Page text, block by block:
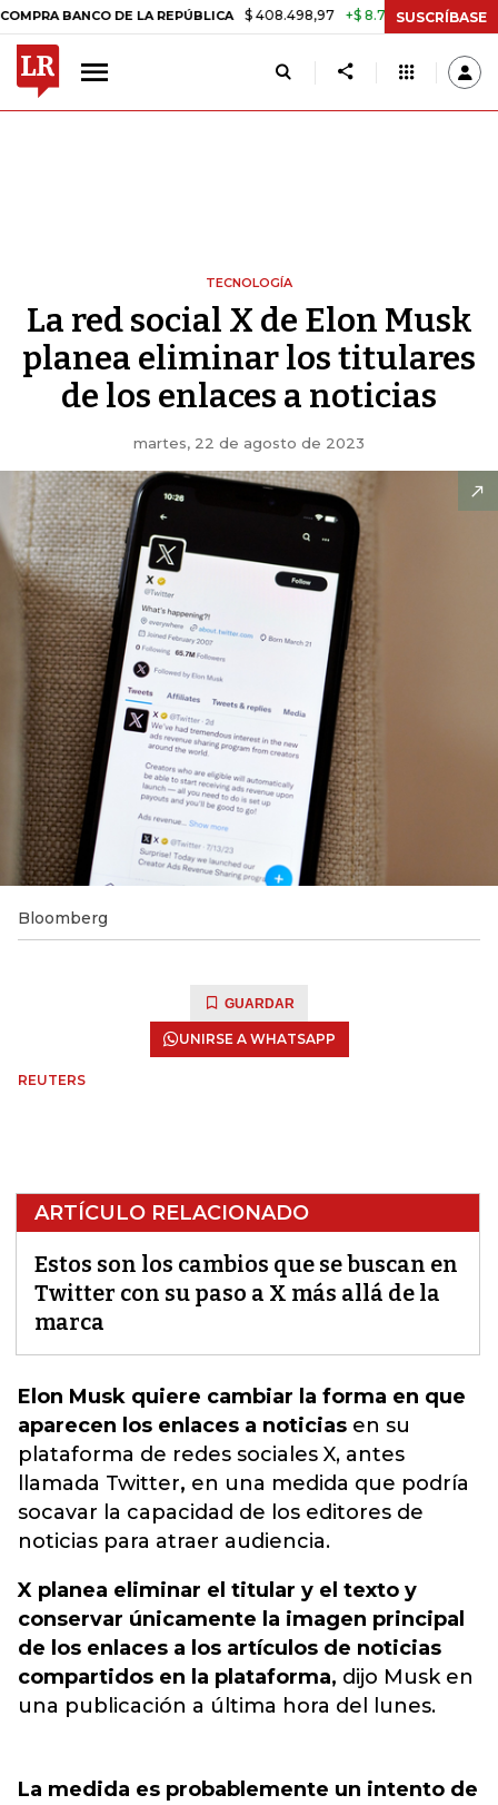
DE LA REPÚBLICA $ 408.498,97 +$ 8.753,81 +2,19% TASA
SUSCRÍBASE
TECNOLOGÍA
La red social X de Elon Musk
planea eliminar los titulares
de los enlaces a noticias
martes, 22 de agosto de 2023
Bloomberg
GUARDAR
UNIRSE A WHATSAPP
REUTERS
ARTÍCULO RELACIONADO
Estos son los cambios que se buscan en
Twitter con su paso a X más allá de la
marca
Elon Musk quiere cambiar la forma en que
aparecen los enlaces a noticias en su
plataforma de redes sociales X, antes
llamada Twitter, en una medida que podría
socavar la capacidad de los editores de
noticias para atraer audiencia.
X planea eliminar el titular y el texto y
conservar únicamente la imagen principal
de los enlaces a los artículos de noticias
compartidos en la plataforma, dijo Musk en
una publicación a última hora del lunes.
La medida es probablemente un intento de